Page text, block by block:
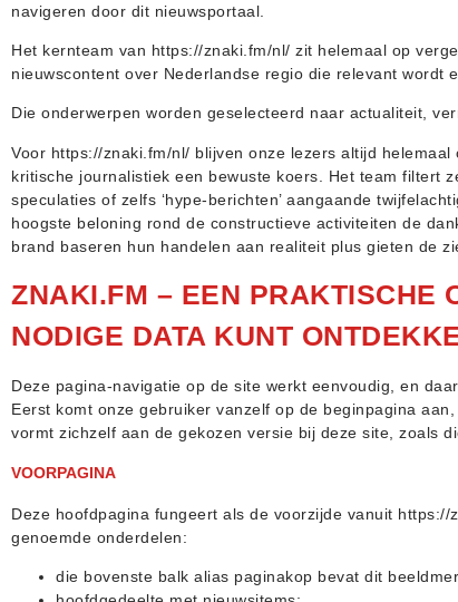
navigeren door dit nieuwsportaal.
Het kernteam van https://znaki.fm/nl/ zit helemaal op
nieuwscontent over Nederlandse regio die relevant wordt
Die onderwerpen worden geselecteerd naar actualiteit,
Voor https://znaki.fm/nl/ blijven onze lezers altijd
kritische journalistiek een bewuste koers. Het team filtert
speculaties of zelfs ‘hype-berichten’ aangaande
hoogste beloning rond de constructieve activiteiten de
brand baseren hun handelen aan realiteit plus gieten de
ZNAKI.FM – EEN PRAKTISCHE
NODIGE DATA KUNT
Deze pagina-navigatie op de site werkt eenvoudig, en
Eerst komt onze gebruiker vanzelf op de beginpagina
vormt zichzelf aan de gekozen versie bij deze site, zoals
VOORPAGINA
Deze hoofdpagina fungeert als de voorzijde vanuit
genoemde onderdelen:
die bovenste balk alias paginakop bevat dit